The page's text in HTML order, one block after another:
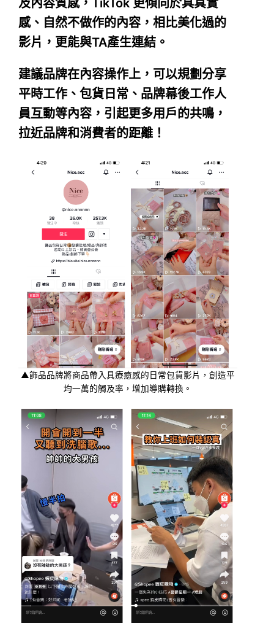
及內容質感，TikTok 更傾向於具真實
感、自然不做作的內容，相比美化過的
影片，更能與TA產生連結。
建議品牌在內容操作上，可以規劃分享
平時工作、包貨日常、品牌幕後工作人
員互動等內容，引起更多用戶的共鳴，
拉近品牌和消費者的距離！
▲飾品品牌將商品帶入具療癒感的日常包貨影片，創造平
均一萬的觸及率，增加導購轉換。